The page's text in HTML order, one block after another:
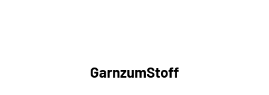
GarnzumStoff